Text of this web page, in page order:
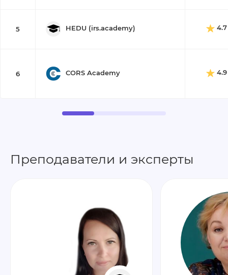
5 HEDU (irs.academy) 4.7
6 CORS Academy 4.9
Преподаватели и эксперты